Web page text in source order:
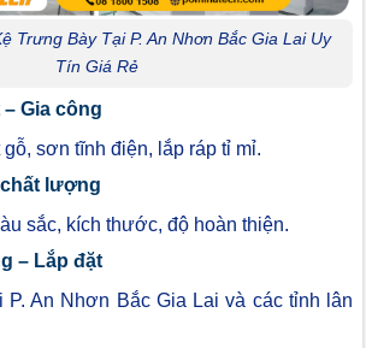
Trưng Bày Tại P. An Nhơn Bắc Gia Lai Uy
Tín Giá Rẻ
Gia công
sơn tĩnh điện, lắp ráp tỉ mỉ.
lượng
sắc, kích thước, độ hoàn thiện.
– Lắp đặt
P. An Nhơn Bắc Gia Lai và các tỉnh lân